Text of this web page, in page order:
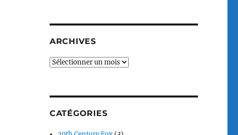
ARCHIVES
Archives
CATÉGORIES